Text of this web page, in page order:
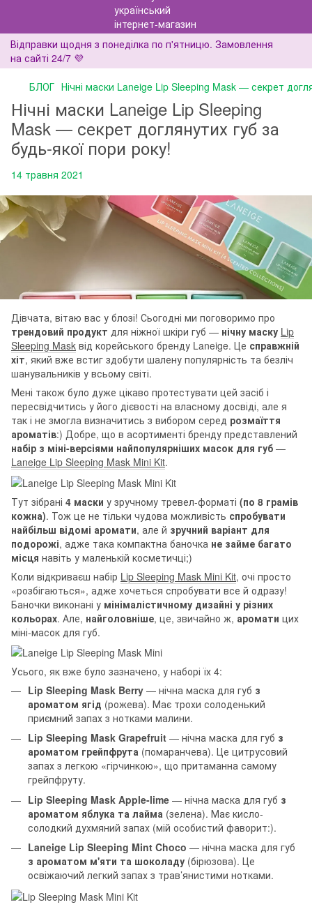
Відправки щодня з понеділка по п'ятницю. Замовлення
на сайті 24/7 💜
БЛОГ Нічні маски Laneige Lip Sleeping Mask — секрет
Нічні маски Laneige Lip Sleeping
Mask — секрет доглянутих губ за
будь-якої пори року!
14 травня 2021
Дівчата, вітаю вас у блозі! Сьогодні ми поговоримо про
трендовий продукт для ніжної шкіри губ — нічну маску Lip
Sleeping Mask від корейського бренду Laneige. Це справжній
хіт, який вже встиг здобути шалену популярність та безліч
шанувальників у всьому світі.
Мені також було дуже цікаво протестувати цей засіб і
пересвідчитись у його дієвості на власному досвіді, але я
так і не змогла визначитись з вибором серед розмаїття
ароматів:) Добре, що в асортименті бренду представлений
набір з міні-версіями найпопулярніших масок для губ —
Laneige Lip Sleeping Mask Mini Kit.
Тут зібрані 4 маски у зручному тревел-форматі (по 8 грамів
кожна). Тож це не тільки чудова можливість спробувати
найбільш відомі аромати, але й зручний варіант для
подорожі, адже така компактна баночка не займе багато
місця навіть у маленькій косметичці;)
Коли відкриваєш набір Lip Sleeping Mask Mini Kit, очі просто
«розбігаються», адже хочеться спробувати все й одразу!
Баночки виконані у мінімалістичному дизайні у різних
кольорах. Але, найголовніше, це, звичайно ж, аромати цих
міні-масок для губ.
Усього, як вже було зазначено, у наборі їх 4:
Lip Sleeping Mask Berry — нічна маска для губ з
ароматом ягід (рожева). Має трохи солоденький
приємний запах з нотками малини.
Lip Sleeping Mask Grapefruit — нічна маска для губ з
ароматом грейпфрута (помаранчева). Це цитрусовий
запах з легкою «гірчинкою», що притаманна самому
грейпфруту.
Lip Sleeping Mask Apple-lime — нічна маска для губ з
ароматом яблука та лайма (зелена). Має кисло-
солодкий духмяний запах (мій особистий фаворит:).
Laneige Lip Sleeping Mint Choco — нічна маска для губ
з ароматом м'яти та шоколаду (бірюзова). Це
освіжаючий легкий запах з трав’янистими нотками.